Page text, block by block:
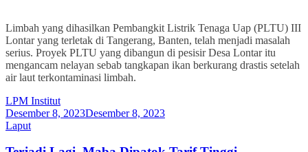
Limbah yang dihasilkan Pembangkit Listrik Tenaga Uap (PLTU) III
Lontar yang terletak di Tangerang, Banten, telah menjadi masalah
serius. Proyek PLTU yang dibangun di pesisir Desa Lontar itu
mengancam nelayan sebab tangkapan ikan berkurang drastis setelah
air laut terkontaminasi limbah.
LPM Institut
Desember 8, 2023Desember 8, 2023
Laput